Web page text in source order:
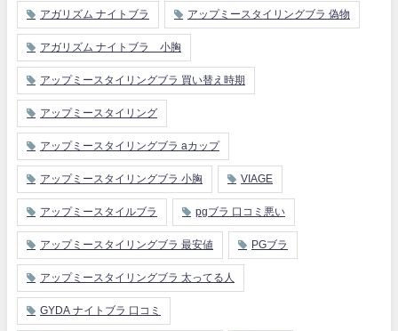
アガリズム ナイトブラ アップミースタイリングブラ 偽物
アガリズム ナイトブラ 小胸
アップミースタイリングブラ 買い替え時期
アップミースタイリング
アップミースタイリングブラ aカップ
アップミースタイリングブラ 小胸 VIAGE
アップミースタイルブラ pgブラ 口コミ悪い
アップミースタイリングブラ 最安値 PGブラ
アップミースタイリングブラ 太ってる人
GYDA ナイトブラ 口コミ